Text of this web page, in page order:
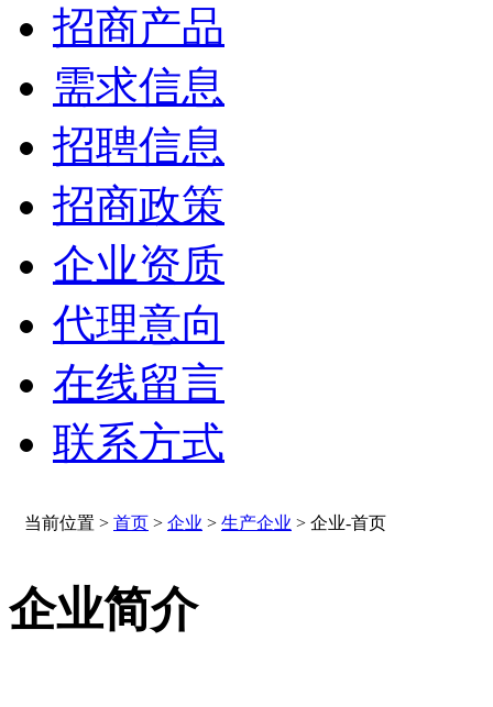
招商产品
需求信息
招聘信息
招商政策
企业资质
代理意向
在线留言
联系方式
当前位置 > 首页 > 企业 > 生产企业 > 企业-首页
企业简介